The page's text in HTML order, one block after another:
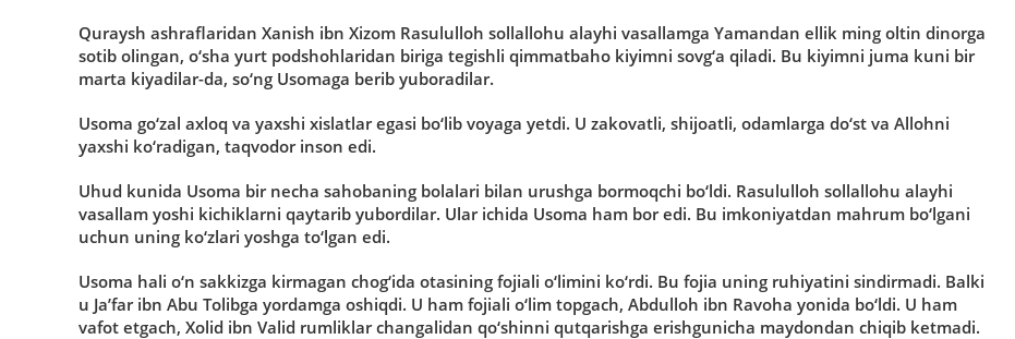
Quraysh ashraflaridan Xanish ibn Xizom Rasululloh sollallohu alayhi vasallamga Yamandan ellik ming oltin dinorga
sotib olingan, o‘sha yurt podshohlaridan biriga tegishli qimmatbaho kiyimni sovg‘a qiladi. Bu kiyimni juma kuni bir
marta kiyadilar-da, so‘ng Usomaga berib yuboradilar.
Usoma go‘zal axloq va yaxshi xislatlar egasi bo‘lib voyaga yetdi. U zakovatli, shijoatli, odamlarga do‘st va Allohni
yaxshi ko‘radigan, taqvodor inson edi.
Uhud kunida Usoma bir necha sahobaning bolalari bilan urushga bormoqchi bo‘ldi. Rasululloh sollallohu alayhi
vasallam yoshi kichiklarni qaytarib yubordilar. Ular ichida Usoma ham bor edi. Bu imkoniyatdan mahrum bo‘lgani
uchun uning ko‘zlari yoshga to‘lgan edi.
Usoma hali o‘n sakkizga kirmagan chog‘ida otasining fojiali o‘limini ko‘rdi. Bu fojia uning ruhiyatini sindirmadi. Balki
u Ja’far ibn Abu Tolibga yordamga oshiqdi. U ham fojiali o‘lim topgach, Abdulloh ibn Ravoha yonida bo‘ldi. U ham
vafot etgach, Xolid ibn Valid rumliklar changalidan qo‘shinni qutqarishga erishgunicha maydondan chiqib ketmadi.